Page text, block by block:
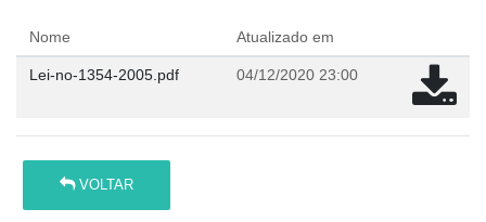
Nome Atualizado em
Lei-no-1354-2005.pdf 04/12/2020 23:00
VOLTAR